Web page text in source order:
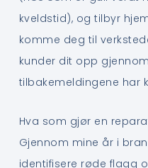
kveldstid), og tilbyr
komme deg til
kunder dit opp
tilbakemeldingene har
Hva som gjør en
Gjennom mine år i
identifisere røde flagg